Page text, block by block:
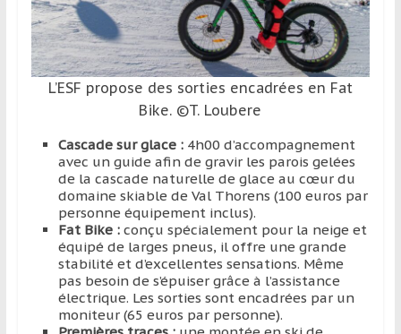
L’ESF propose des sorties encadrées en Fat
Bike. ©T. Loubere
Cascade sur glace :4h00 d’accompagnement
avec un guide afin de gravir les parois gelées
de la cascade naturelle de glace au cœur du
domaine skiable de Val Thorens (100 euros par
personne équipement inclus).
Fat Bike : conçu spécialement pour la neige et
équipé de larges pneus, il offre une grande
stabilité et d’excellentes sensations. Même
pas besoin de s’épuiser grâce à l’assistance
électrique. Les sorties sont encadrées par un
moniteur (65 euros par personne).